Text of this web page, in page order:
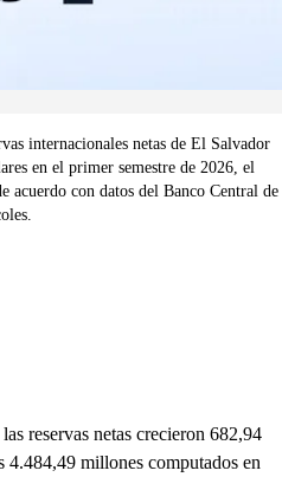
internacionales netas de El Salvador
en el primer semestre de 2026, el
acuerdo con datos del Banco Central de
reservas netas crecieron 682,94
4.484,49 millones computados en